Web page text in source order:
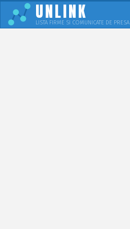
UNLINK
LISTA FIRME SI COMUNICATE DE PRESA